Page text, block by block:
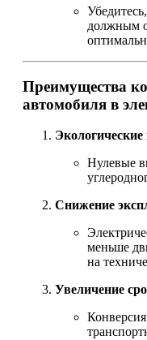
должным
Преимущества
автомобиля в
Нулевые
Снижение
меньше
на
Увеличение